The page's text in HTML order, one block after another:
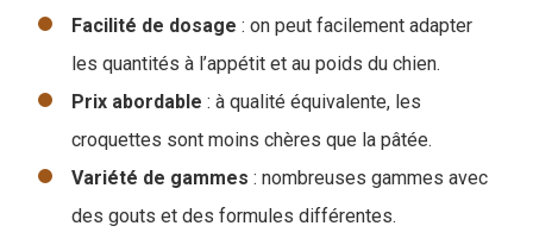
Facilité de dosage : on peut facilement adapter
les quantités à l’appétit et au poids du chien.
Prix abordable : à qualité équivalente, les
croquettes sont moins chères que la pâtée.
Variété de gammes : nombreuses gammes avec
des gouts et des formules différentes.